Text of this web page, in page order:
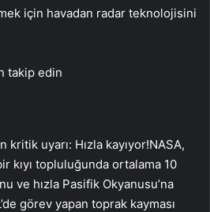
için havadan radar teknolojisini
takip edin
kritik uyarı: Hızla kayıyor!NASA,
kıyı topluluğunda ortalama 10
ve hızla Pasifik Okyanusu’na
görev yapan toprak kayması